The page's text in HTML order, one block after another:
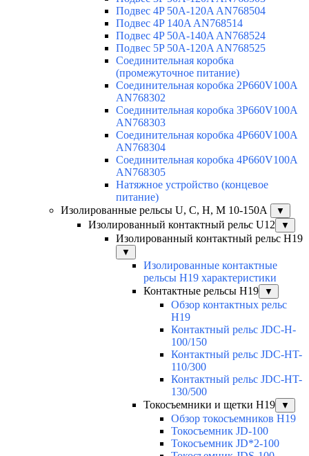
Подвес 4P 50A-120A AN768504
Подвес 4P 140A AN768514
Подвес 4P 50A-140A AN768524
Подвес 5P 50A-120A AN768525
Соединительная коробка
(промежуточное питание)
Соединительная коробка 2P660V100A
AN768302
Соединительная коробка 3P660V100A
AN768303
Соединительная коробка 4P660V100A
AN768304
Соединительная коробка 4P660V100A
AN768305
Натяжное устройство (концевое
питание)
Изолированные рельсы U, C, H, M 10-150А
▼
Изолированный контактный рельс U12 ▼
Изолированный контактный рельс Н19
▼
Изолированные контактные
рельсы Н19 характеристики
Контактные рельсы H19
▼
Обзор контактных рельс
H19
Контактный рельс JDC-H-
100/150
Контактный рельс JDC-HT-
110/300
Контактный рельс JDC-HT-
130/500
Токосъемники и щетки H19
▼
Обзор токосъемников H19
Токосъемник JD-100
Токосъемник JD*2-100